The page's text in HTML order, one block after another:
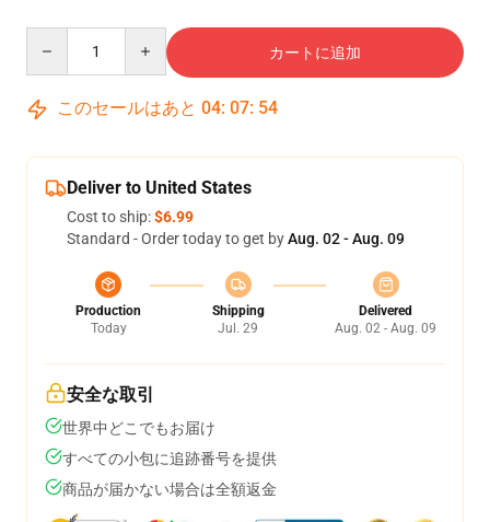
カートに追加
このセールはあと 04: 07: 54
Deliver to United States
Cost to ship:$6.99
Standard - Order today to get byAug. 02 - Aug. 09
Production
Today
Shipping
Jul. 29
Delivered
Aug. 02 - Aug. 09
安全な取引
世界中どこでもお届け
すべての小包に追跡番号を提供
商品が届かない場合は全額返金